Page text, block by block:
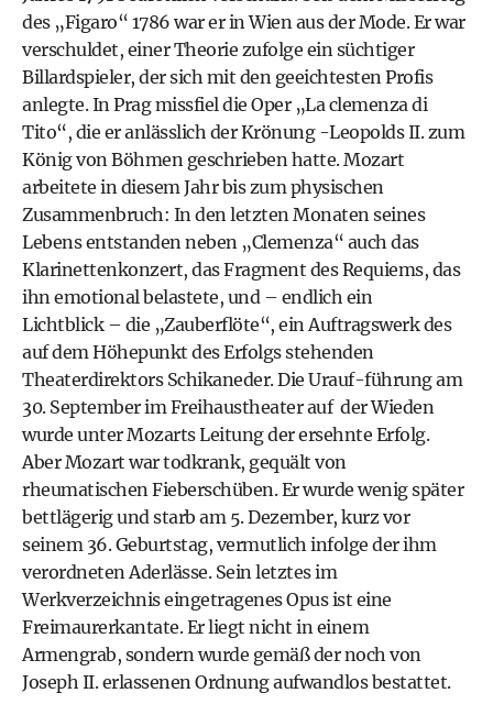
des „Figaro“ 1786 war er in Wien aus der Mode. Er war
verschuldet, einer Theorie zufolge ein süchtiger
Billardspieler, der sich mit den geeichtesten Profis
anlegte. In Prag missfiel die Oper „La clemenza di
Tito“, die er anlässlich der Krönung -Leopolds II. zum
König von Böhmen geschrieben hatte. Mozart
arbeitete in diesem Jahr bis zum physischen
Zusammenbruch: In den letzten Monaten seines
Lebens entstanden neben „Clemenza“ auch das
Klarinettenkonzert, das Fragment des Requiems, das
ihn emotional belastete, und – endlich ein
Lichtblick – die „Zauberflöte“, ein Auftragswerk des
auf dem Höhepunkt des Erfolgs stehenden
Theaterdirektors Schikaneder. Die Urauf-führung am
30. September im Freihaustheater auf der Wieden
wurde unter Mozarts Leitung der ersehnte Erfolg.
Aber Mozart war todkrank, gequält von
rheumatischen Fieberschüben. Er wurde wenig später
bettlägerig und starb am 5. Dezember, kurz vor
seinem 36. Geburtstag, vermutlich infolge der ihm
verordneten Aderlässe. Sein letztes im
Werkverzeichnis eingetragenes Opus ist eine
Freimaurerkantate. Er liegt nicht in einem
Armengrab, sondern wurde gemäß der noch von
Joseph II. erlassenen Ordnung aufwandlos bestattet.